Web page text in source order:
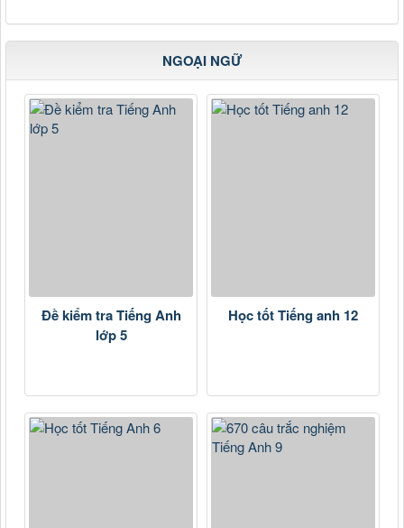
NGOẠI NGỮ
Đề kiểm tra Tiếng Anh
lớp 5
Học tốt Tiếng anh 12